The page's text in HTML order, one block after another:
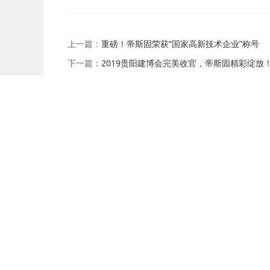
上一篇： 重磅！帝斯固荣获“国家高新技术企业”称号
下一篇： 2019贵阳建博会完美收官，帝斯固精彩绽放！